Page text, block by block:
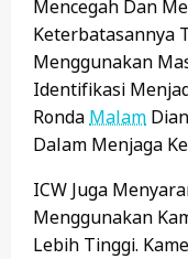
Mencegah Dan
Keterbatasannya
Menggunakan
Identifikasi
RondaMalam
Dalam Menjaga
ICW Juga
Menggunakan
Lebih Tinggi.